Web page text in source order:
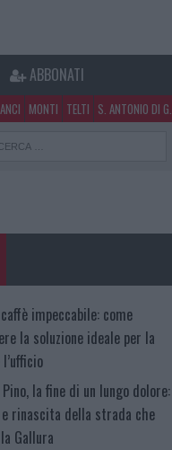
ABBONATI
MONTI TELTI S. ANTONIO DI G.
impeccabile: come
la soluzione ideale per la
la fine di un lungo dolore:
rinascita della strada che
Gallura